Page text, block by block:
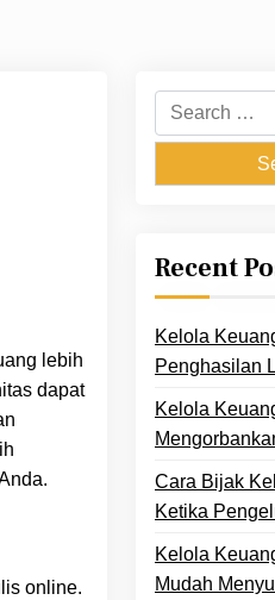
lebih
dapat
online.
Search
for:
Recent
Kelola
Penghasilan
Kelola
Cara Bijak
Ketika
Kelola
Mudah